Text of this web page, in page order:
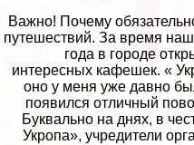
Важно! Почему
путешествий. За время
года в городе
интересных кафешек. «
оно у меня уже давно
появился отличный
Буквально на днях, в
Укропа», учредители